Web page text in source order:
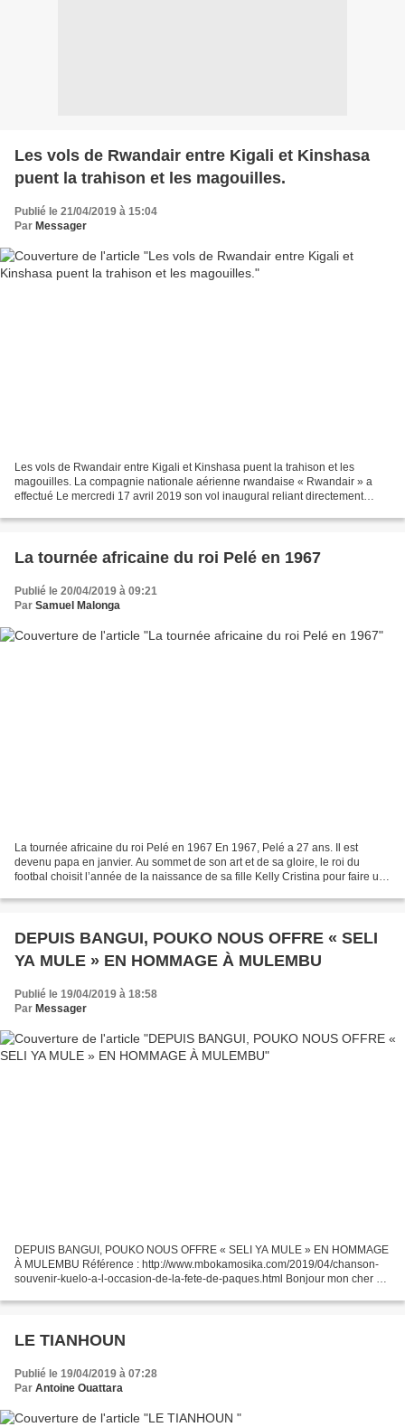
Les vols de Rwandair entre Kigali et Kinshasa
puent la trahison et les magouilles.
Publié le 21/04/2019 à 15:04
Par Messager
Les vols de Rwandair entre Kigali et Kinshasa puent la trahison et les
magouilles. La compagnie nationale aérienne rwandaise « Rwandair » a
effectué Le mercredi 17 avril 2019 son vol inaugural reliant directement
La tournée africaine du roi Pelé en 1967
Publié le 20/04/2019 à 09:21
Par Samuel Malonga
La tournée africaine du roi Pelé en 1967 En 1967, Pelé a 27 ans. Il est
devenu papa en janvier. Au sommet de son art et de sa gloire, le roi du
footbal choisit l’année de la naissance de sa fille Kelly Cristina pour faire un
DEPUIS BANGUI, POUKO NOUS OFFRE « SELI
YA MULE » EN HOMMAGE À MULEMBU
Publié le 19/04/2019 à 18:58
Par Messager
DEPUIS BANGUI, POUKO NOUS OFFRE « SELI YA MULE » EN HOMMAGE
À MULEMBU Référence : http://www.mbokamosika.com/2019/04/chanson-
souvenir-kuelo-a-l-occasion-de-la-fete-de-paques.html Bonjour mon cher A
LE TIANHOUN
Publié le 19/04/2019 à 07:28
Par Antoine Ouattara